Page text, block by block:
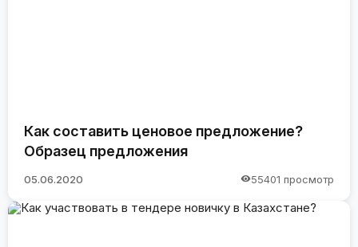
Как составить ценовое предложение?
Образец предложения
05.06.2020 55401 просмотр